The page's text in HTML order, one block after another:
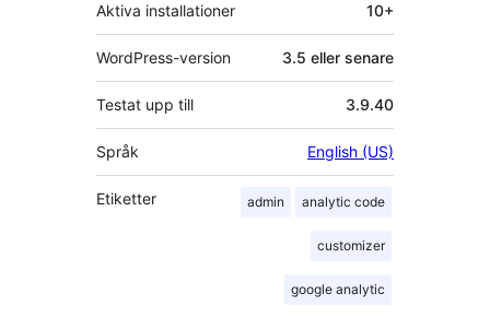
Aktiva installationer 10+
WordPress-version 3.5 eller senare
Testat upp till 3.9.40
Språk English (US)
Etiketter admin analytic code
customizer
google analytic